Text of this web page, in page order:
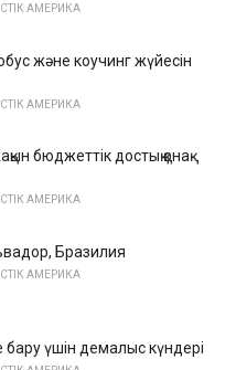
АМЕРИКА
және коучинг жүйесін
АМЕРИКА
бюджеттік достық қонақ
АМЕРИКА
Бразилия
АМЕРИКА
үшін демалыс күндері